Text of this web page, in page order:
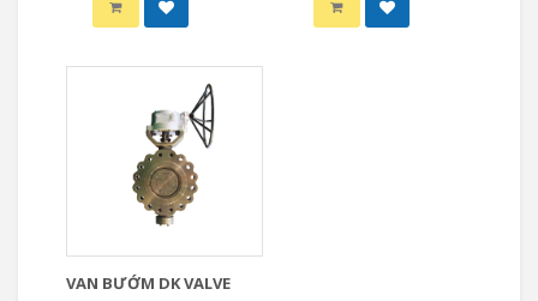
VAN BƯỚM DK VALVE